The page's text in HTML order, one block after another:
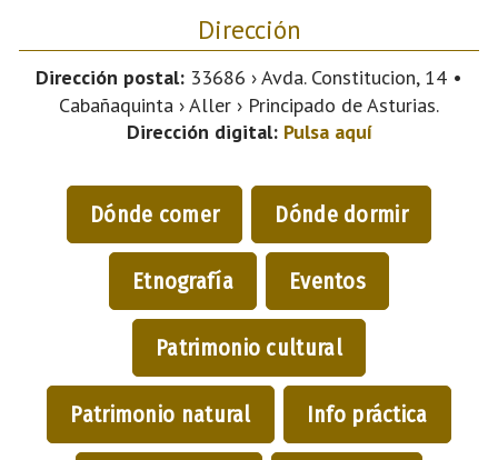
Dirección
Dirección postal: 33686 › Avda. Constitucion, 14 •
Cabañaquinta › Aller › Principado de Asturias.
Dirección digital: Pulsa aquí
Dónde comer Dónde dormir
Etnografía Eventos
Patrimonio cultural
Patrimonio natural Info práctica